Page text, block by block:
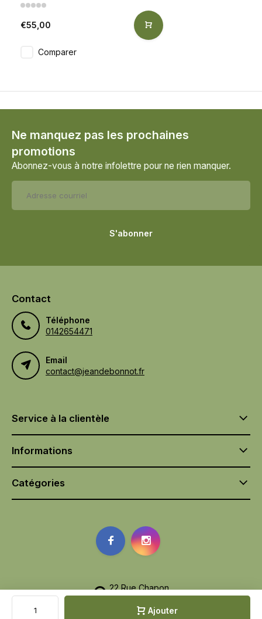
Ajouter
€55,00
Comparer
Ne manquez pas les prochaines
promotions
Abonnez-vous à notre infolettre pour ne rien manquer.
S'abonner
Contact
Téléphone
0142654471
Email
contact@jeandebonnot.fr
Service à la clientèle
Informations
Catégories
22 Rue Chapon
75003, Paris